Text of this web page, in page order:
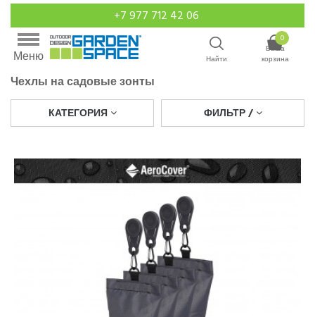
+7 977 712 42 06
Меню Найти
0
Ваша
корзина
Чехлы на садовые зонты
КАТЕГОРИЯ ФИЛЬТР /